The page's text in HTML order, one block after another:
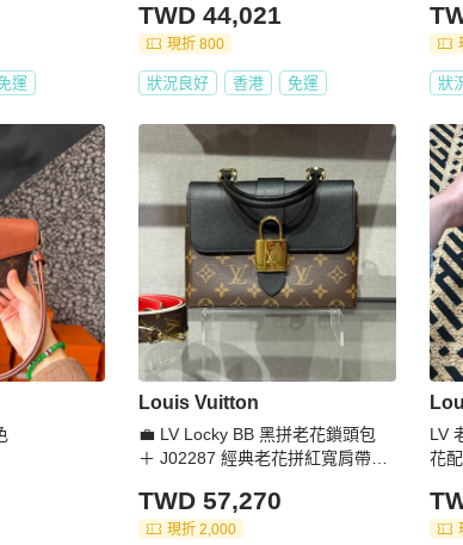
運
TWD 44,021
現折 800
狀況良好 香港 免運 狀
Louis Vuitton
💼 LV Locky BB 黑拼老花鎖頭包
＋ J02287 經典老花拼紅寬肩帶
TWD 57,270
現折 2,000
LV
花